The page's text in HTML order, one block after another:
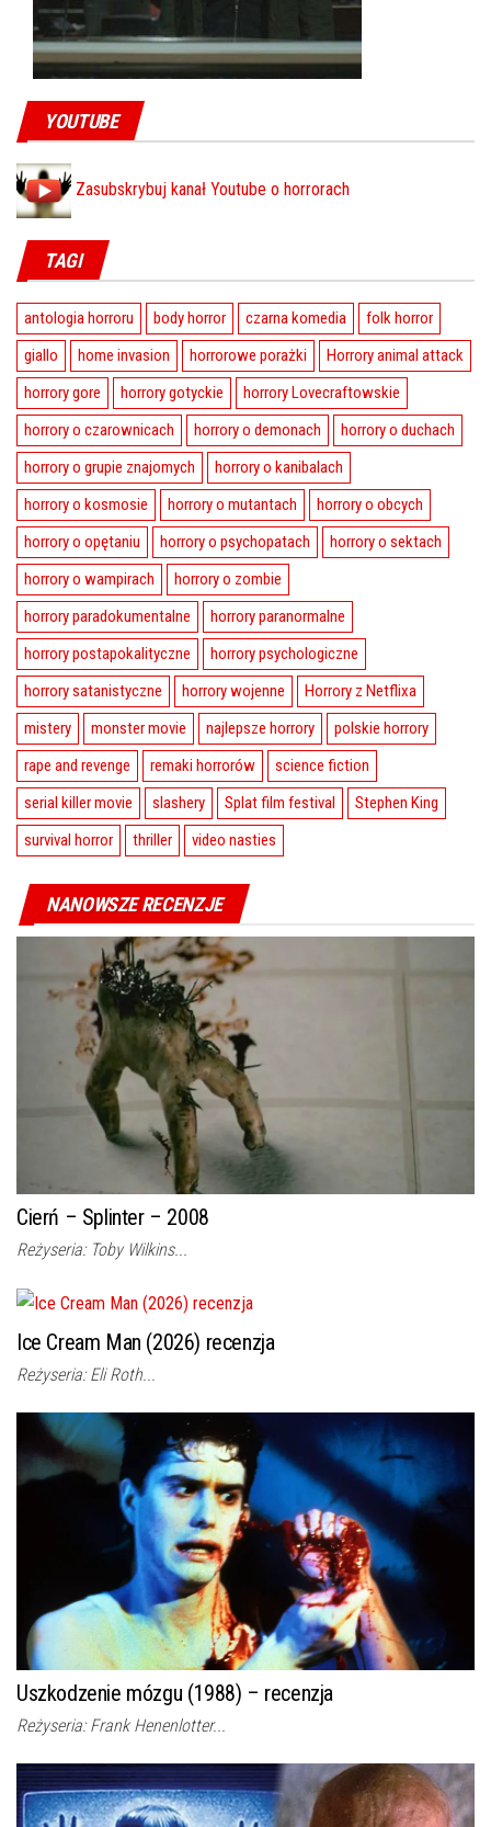
YOUTUBE
Zasubskrybuj kanał Youtube o horrorach
TAGI
antologia horroru body horror czarna komedia
folk horror
giallo
home invasion horrorowe porażki
Horrory animal attack
horrory gore
horrory gotyckie
horrory Lovecraftowskie
horrory o czarownicach
horrory o demonach
horrory o duchach
horrory o grupie znajomych
horrory o kanibalach
horrory o kosmosie
horrory o mutantach
horrory o obcych
horrory o opętaniu
horrory o psychopatach
horrory o sektach
horrory o wampirach
horrory o zombie
horrory paradokumentalne
horrory paranormalne
horrory postapokalityczne
horrory psychologiczne
horrory satanistyczne
horrory wojenne
Horrory z Netflixa
mistery
monster movie najlepsze horrory
polskie horrory
rape and revenge
remaki horrorów
science fiction
serial killer movie
slashery Splat film festival
Stephen King
survival horror
thriller video nasties
NANOWSZE RECENZJE
Cierń – Splinter – 2008
Reżyseria: Toby Wilkins...
Ice Cream Man (2026) recenzja
Reżyseria: Eli Roth...
Uszkodzenie mózgu (1988) – recenzja
Reżyseria: Frank Henenlotter...